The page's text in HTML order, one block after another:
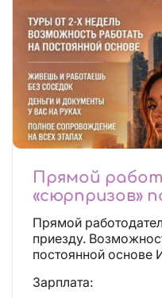
Прямой
«сюрпризов»
Прямой
приезду. Возможность работать на
Зарплата: